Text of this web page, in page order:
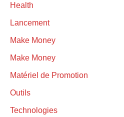
Health
Lancement
Make Money
Make Money
Matériel de Promotion
Outils
Technologies